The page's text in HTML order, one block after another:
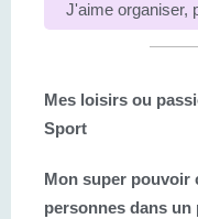
J'aime organiser,
Mes loisirs ou
Sport
Mon super pouvoir
personnes dans un